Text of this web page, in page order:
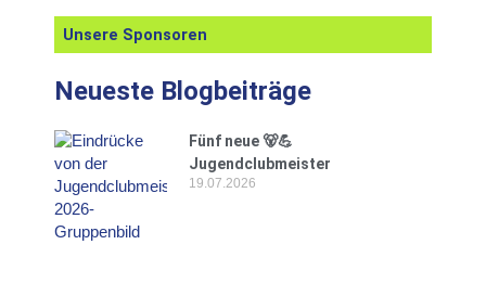
Unsere Sponsoren
Neueste Blogbeiträge
Fünf neue 🐻💪
Jugendclubmeister
19.07.2026